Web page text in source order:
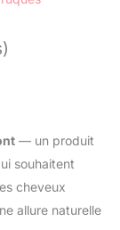
— un produit
souhaitent
cheveux
allure naturelle